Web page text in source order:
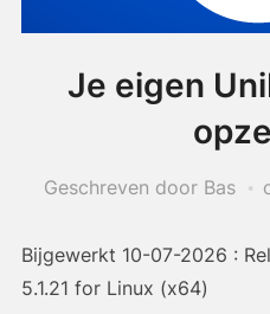
Je eigen
Geschreven door Bas
Bijgewerkt 10-07-2026 :
5.1.21 for Linux (x64)